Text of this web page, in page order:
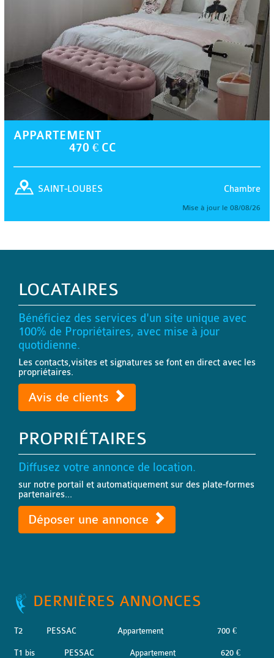
APPARTEMENT
470 € CC
Chambre
SAINT-LOUBES
Mise à jour le 08/08/26
LOCATAIRES
Bénéficiez des services d'un site unique avec
100% de Propriétaires, avec mise à jour
quotidienne.
Les contacts,visites et signatures se font en direct avec les
propriétaires.
Avis de clients
PROPRIÉTAIRES
Diffusez votre annonce de location.
sur notre portail et automatiquement sur des plate-formes
partenaires...
Déposer une annonce
DERNIÈRES ANNONCES
T2 PESSAC Appartement 700 €
T1 bis PESSAC Appartement 620 €